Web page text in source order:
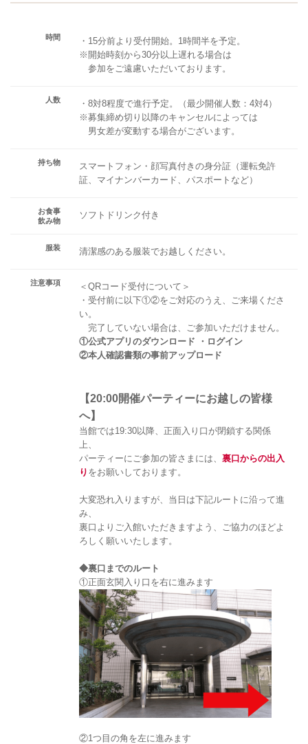
時間
・15分前より受付開始。1時間半を予定。
※開始時刻から30分以上遅れる場合は
参加をご遠慮いただいております。
人数
・8対8程度で進行予定。（最少開催人数：4対4）
※募集締め切り以降のキャンセルによっては
男女差が変動する場合がございます。
持ち物
スマートフォン・顔写真付きの身分証（運転免許
証、マイナンバーカード、パスポートなど）
お食事
飲み物
ソフトドリンク付き
服装 清潔感のある服装でお越しください。
注意事項
＜QRコード受付について＞
・受付前に以下①②をご対応のうえ、ご来場くださ
い。
完了していない場合は、ご参加いただけません。
①公式アプリのダウンロード ・ログイン
②本人確認書類の事前アップロード
【20:00開催パーティーにお越しの皆様
へ】
当館では19:30以降、正面入り口が閉鎖する関係
上、
パーティーにご参加の皆さまには、 裏口からの出入
り をお願いしております。
大変恐れ入りますが、当日は下記ルートに沿って進
み、
裏口よりご入館いただきますよう、ご協力のほどよ
ろしく願いいたします。
◆裏口までのルート
①正面玄関入り口を右に進みます
②1つ目の角を左に進みます